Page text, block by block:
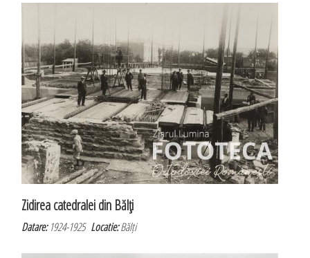
Zidirea catedralei din Bălţi
Datare:1924-1925Locatie:Bălți